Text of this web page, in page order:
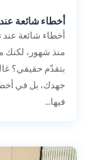
أخطاء شائعة
أخطاء شائعة عند
منذ شهور، لكنك
بتقدّم حقيقي؟
جهدك، بل في
فيها...